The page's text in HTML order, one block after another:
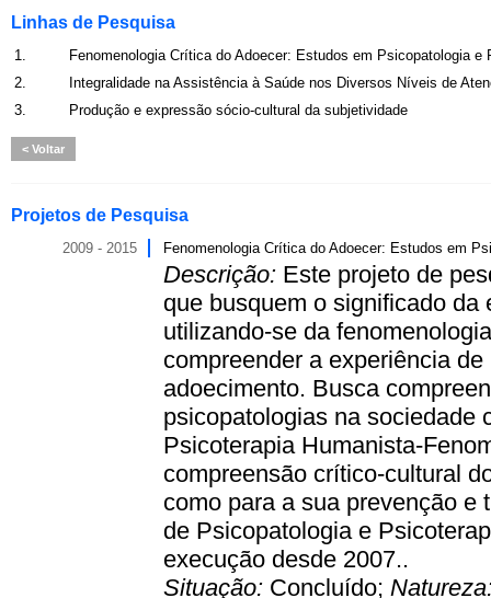
Linhas de Pesquisa
1.
Fenomenologia Crítica do Adoecer: Estudos em Psicopatologia e
2.
Integralidade na Assistência à Saúde nos Diversos Níveis de
3.
Produção e expressão sócio-cultural da subjetividade
Voltar
Projetos de Pesquisa
2009 - 2015 Fenomenologia Crítica do Adoecer: Estudos em
Descrição: Este projeto de
que busquem o significado
utilizando-se da
compreender a experiência
adoecimento. Busca
psicopatologias na sociedade
Psicoterapia Humanista-
compreensão crítico-cultural
como para a sua prevenção e
de Psicopatologia e
execução desde 2007..
Situação: Concluído;